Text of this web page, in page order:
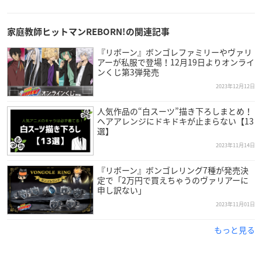
家庭教師ヒットマンREBORN!の関連記事
『リボーン』ボンゴレファミリーやヴァリ
アーが私服で登場！12月19日よりオンライ
ンくじ第3弾発売
2023年12月12日
人気作品の“白スーツ”描き下ろしまとめ！
ヘアアレンジにドキドキが止まらない【13
選】
2023年11月14日
『リボーン』ボンゴレリング7種が発売決
定で「2万円で買えちゃうのヴァリアーに
申し訳ない」
2023年11月01日
もっと見る